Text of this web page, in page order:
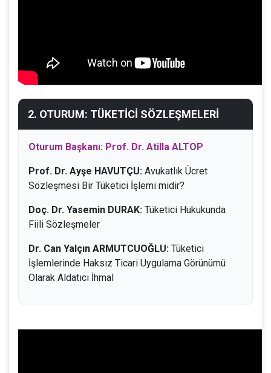
2. OTURUM: TÜKETİCİ SÖZLEŞMELERİ
Oturum Başkanı: Prof. Dr. Atilla ALTOP
Prof. Dr. Ayşe HAVUTÇU: Avukatlık Ücret
Sözleşmesi Bir Tüketici İşlemi midir?
Doç. Dr. Yasemin DURAK: Tüketici Hukukunda
Fiili Sözleşmeler
Dr. Can Yalçın ARMUTCUOĞLU: Tüketici
İşlemlerinde Haksız Ticari Uygulama Görünümü
Olarak Aldatıcı İhmal